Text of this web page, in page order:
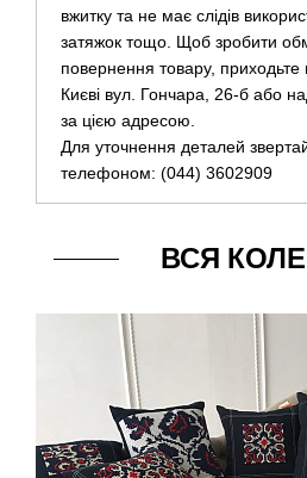
вжитку та не має слідів
затяжок тощо. Щоб зробити
повернення товару,
Києві вул. Гончара, 26-б або
за цією адресою.
Для уточнення деталей
телефоном: (044) 3602909
ВСЯ